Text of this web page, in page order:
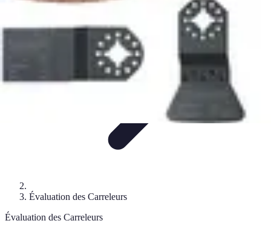
Évaluation des Carreleurs
Évaluation des Carreleurs